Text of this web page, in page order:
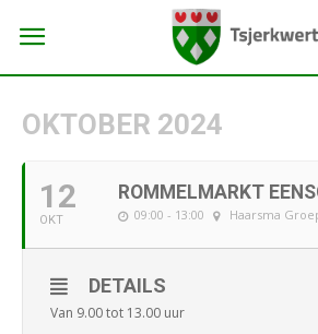
OKTOBER 2024
12
OKT
ROMMELMARKT
09:00 - 13:00 Haarsma
DETAILS
Van 9.00 tot 13.00 uur